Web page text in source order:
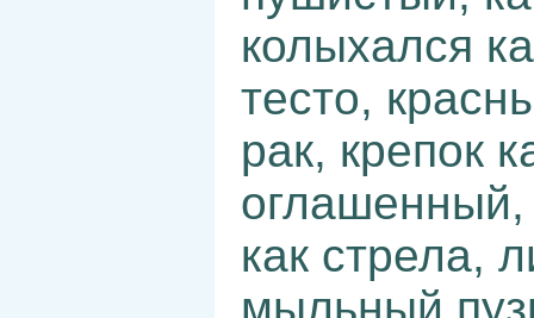
колыхался
тесто,
рак, крепок
оглашенный,
как стрела,
мыльный